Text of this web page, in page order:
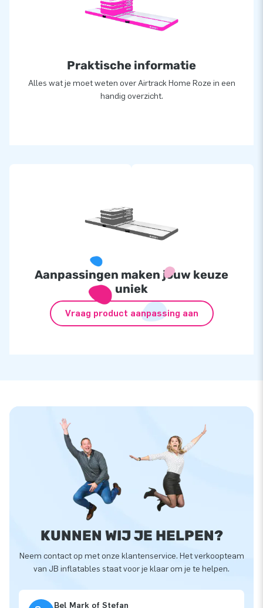
Praktische informatie
Alles wat je moet weten over Airtrack Home Roze in een
handig overzicht.
Aanpassingen maken jouw keuze
uniek
Vraag product aanpassing aan
KUNNEN WIJ JE HELPEN?
Neem contact op met onze klantenservice. Het verkoopteam
van JB inflatables staat voor je klaar om je te helpen.
Bel Mark of Stefan